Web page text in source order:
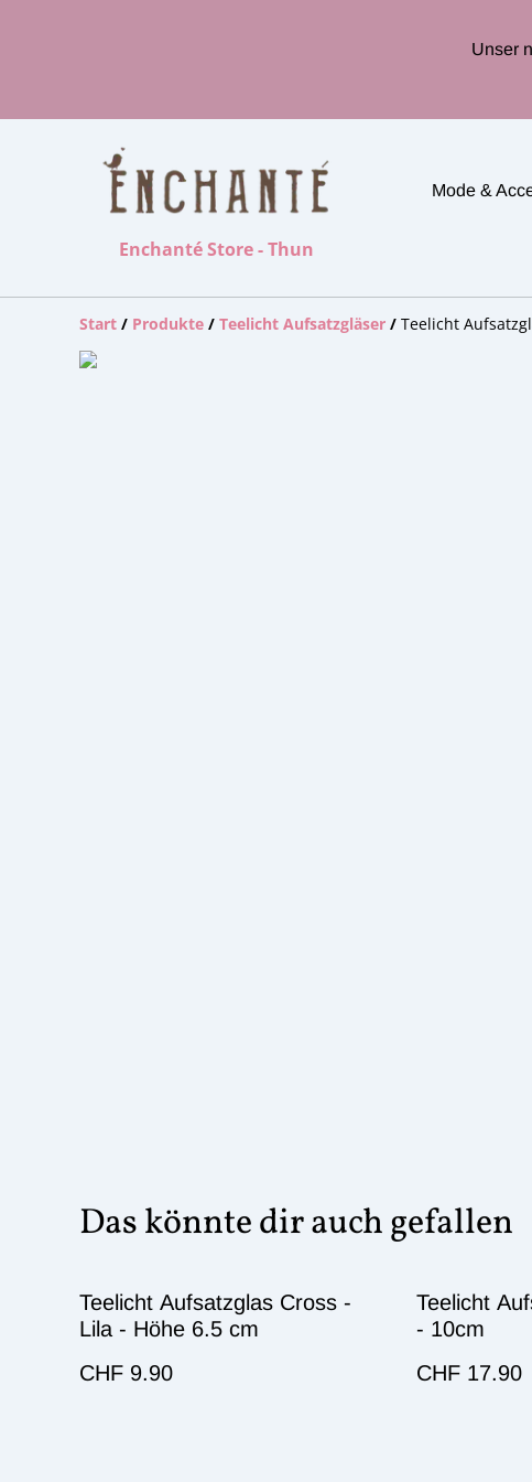
Unser
Enchanté Store - Thun
Mode &
Start / Produkte / Teelicht Aufsatzgläser / Teelicht
Das könnte dir auch gefallen
Teelicht Aufsatzglas Cross -
Lila - Höhe 6.5 cm
CHF 9.90
Teelicht
- 10cm
CHF 17.90